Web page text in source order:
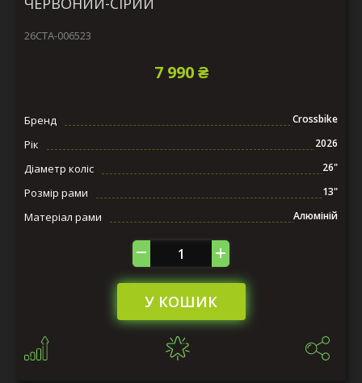
26СTA-006523
7 990 ₴
Бренд Crossbike
Рік 2026
Діаметр коліс 26"
Розмір рами 13"
Матеріал рами Алюміній
У КОШИК